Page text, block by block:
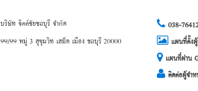
บริษัท จิตต์ชัยชลบุรี จำกัด
99/99 หมู่ 3 สุขุมวิท เสม็ด เมือง ชลบุรี 20000
038-
แผนที่ตั้ง
แผนที่ผ่าน
ติดต่อผู้จำ